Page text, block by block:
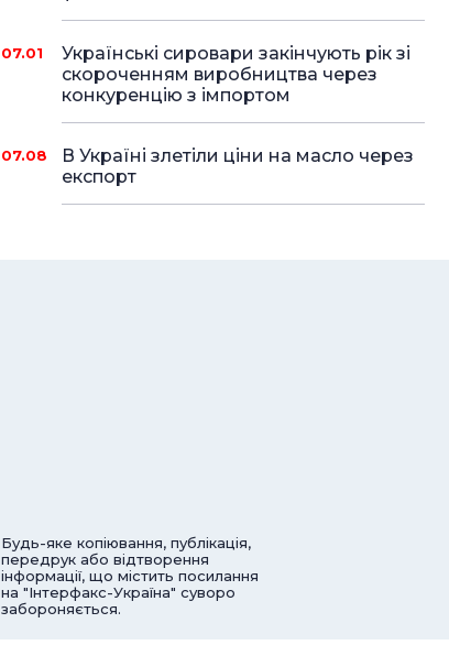
07.01
Українські сировари закінчують рік зі
скороченням виробництва через
конкуренцію з імпортом
07.08
В Україні злетіли ціни на масло через
експорт
Будь-яке копіювання, публікація,
передрук або відтворення
інформації, що містить посилання
на "Інтерфакс-Україна" суворо
забороняється.